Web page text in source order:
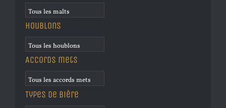
Houblons
Accords mets
Types de bière